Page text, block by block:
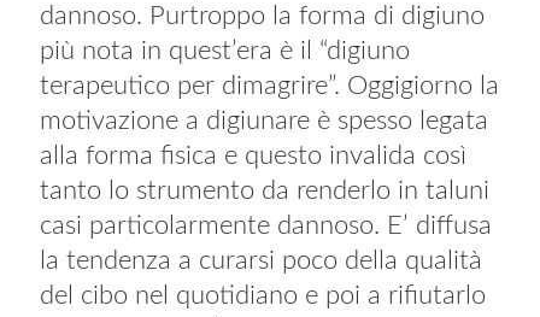
dannoso. Purtroppo la forma di digiuno
più nota in quest’era è il “digiuno
terapeutico per dimagrire”. Oggigiorno la
motivazione a digiunare è spesso legata
alla forma fisica e questo invalida così
tanto lo strumento da renderlo in taluni
casi particolarmente dannoso. E’ diffusa
la tendenza a curarsi poco della qualità
del cibo nel quotidiano e poi a rifiutarlo